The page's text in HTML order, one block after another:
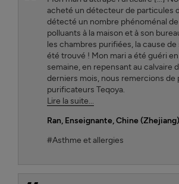
acheté un détecteur de particules
détecté un nombre phénoménal
polluants à la maison et à son
les chambres purifiées, la cause de
été trouvé ! Mon mari a été guéri
semaine, en repensant au calvaire
derniers mois, nous remercions de
purificateurs Teqoya.
Lire la suite...
Ran, Enseignante, Chine (Zhejiang)
#Asthme et allergies